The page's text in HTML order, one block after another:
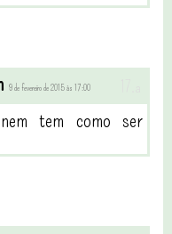
9 de fevereiro de 2015 às 17:00
tem como ser